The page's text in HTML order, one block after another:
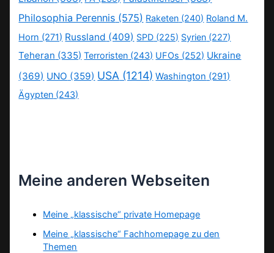
Philosophia Perennis (575) Raketen (240) Roland M.
Horn (271) Russland (409) SPD (225) Syrien (227)
Teheran (335) Terroristen (243) UFOs (252) Ukraine
(369) UNO (359) USA (1214) Washington (291)
Ägypten (243)
Meine anderen Webseiten
Meine „klassische“ private Homepage
Meine „klassische“ Fachhomepage zu den
Themen